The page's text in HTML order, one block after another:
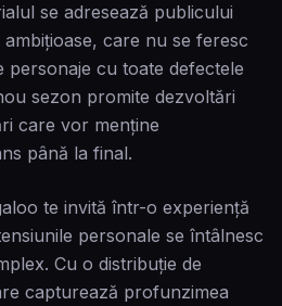
se adresează publicului
care nu se feresc
personaje cu toate defectele
sezon promite dezvoltări
care vor menține
până la final.
te invită într-o experiență
personale se întâlnesc
Cu o distribuție de
capturează profunzimea